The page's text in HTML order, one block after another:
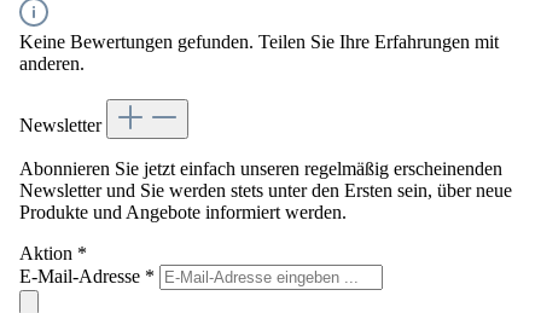
Keine Bewertungen gefunden. Teilen Sie Ihre Erfahrungen mit
anderen.
Newsletter
Abonnieren Sie jetzt einfach unseren regelmäßig erscheinenden
Newsletter und Sie werden stets unter den Ersten sein, über neue
Produkte und Angebote informiert werden.
Aktion *
E-Mail-Adresse *